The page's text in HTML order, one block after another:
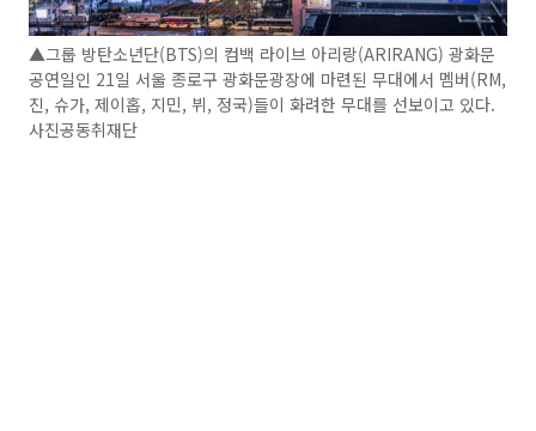
▲그룹 방탄소년단(BTS)의 컴백 라이브 아리랑(ARIRANG) 광화문
공연일인 21일 서울 종로구 광화문광장에 마련된 무대에서 멤버(RM,
진, 슈가, 제이홉, 지민, 뷔, 정국)들이 화려한 무대를 선보이고 있다.
사진공동취재단